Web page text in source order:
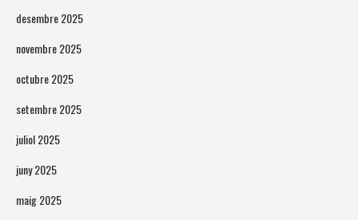
desembre 2025
novembre 2025
octubre 2025
setembre 2025
juliol 2025
juny 2025
maig 2025